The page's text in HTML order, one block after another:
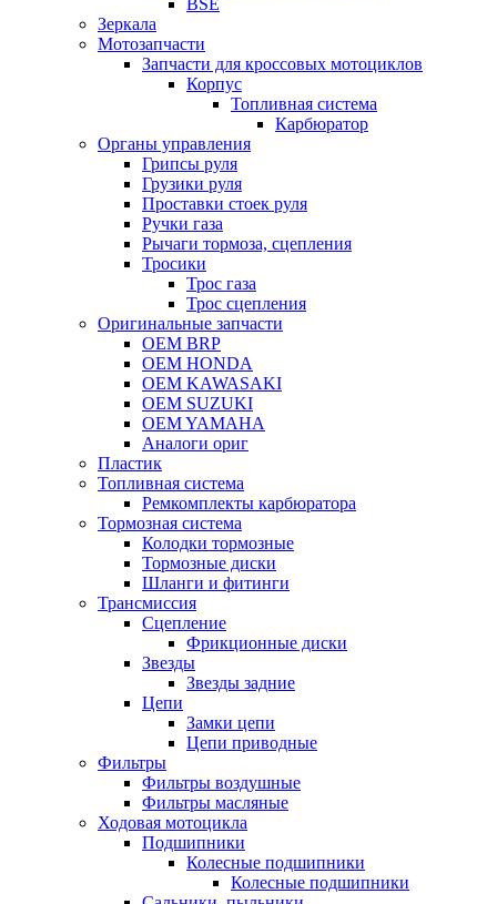
BSE
Зеркала
Мотозапчасти
Запчасти для кроссовых мотоциклов
Корпус
Топливная система
Карбюратор
Органы управления
Грипсы руля
Грузики руля
Проставки стоек руля
Ручки газа
Рычаги тормоза, сцепления
Тросики
Трос газа
Трос сцепления
Оригинальные запчасти
OEM BRP
OEM HONDA
OEM KAWASAKI
OEM SUZUKI
OEM YAMAHA
Аналоги ориг
Пластик
Топливная система
Ремкомплекты карбюратора
Тормозная система
Колодки тормозные
Тормозные диски
Шланги и фитинги
Трансмиссия
Cцепление
Фрикционные диски
Звезды
Звезды задние
Цепи
Замки цепи
Цепи приводные
Фильтры
Фильтры воздушные
Фильтры масляные
Ходовая мотоцикла
Подшипники
Колесные подшипники
Колесные подшипники